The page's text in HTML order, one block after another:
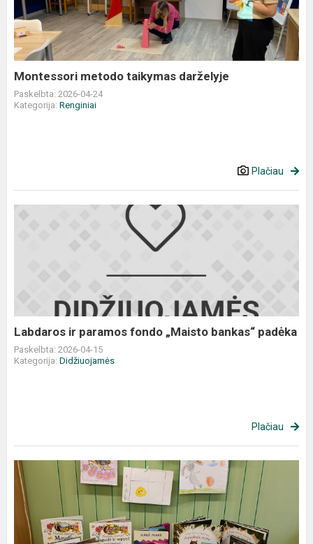
darželyje
Montessori metodo taikymas darželyje
Paskelbta: 2026-04-24
Kategorija: Renginiai
Plačiau
Labdaros
Labdaros ir paramos fondo „Maisto bankas“ padėka
Paskelbta: 2026-04-15
Kategorija: Didžiuojamės
Plačiau
Su
lietuvių
kalba